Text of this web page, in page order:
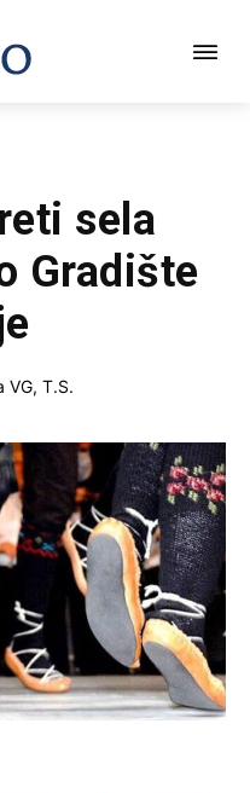
sela
Gradište
VG, T.S.